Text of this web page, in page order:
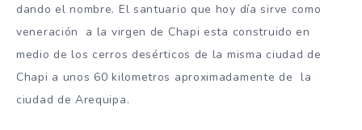
dando el nombre. El santuario que hoy día sirve como
veneración a la virgen de Chapi esta construido en
medio de los cerros desérticos de la misma ciudad de
Chapi a unos 60 kilometros aproximadamente de la
ciudad de Arequipa.